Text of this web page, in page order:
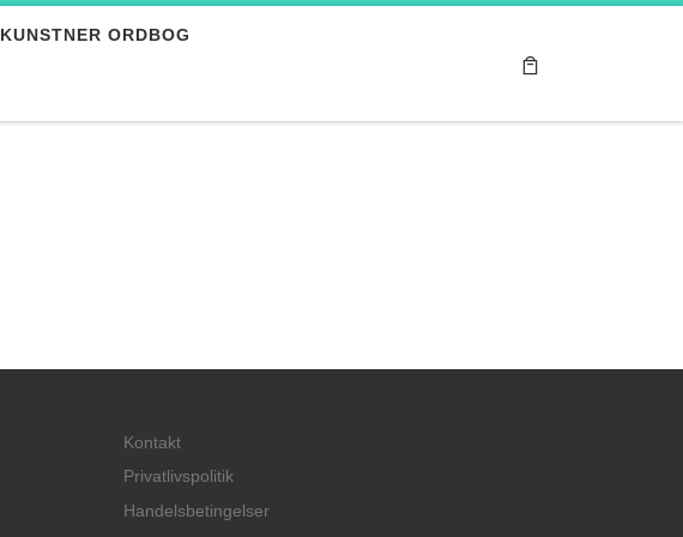
KUNSTNER ORDBOG
Kontakt
Privatlivspolitik
Handelsbetingelser